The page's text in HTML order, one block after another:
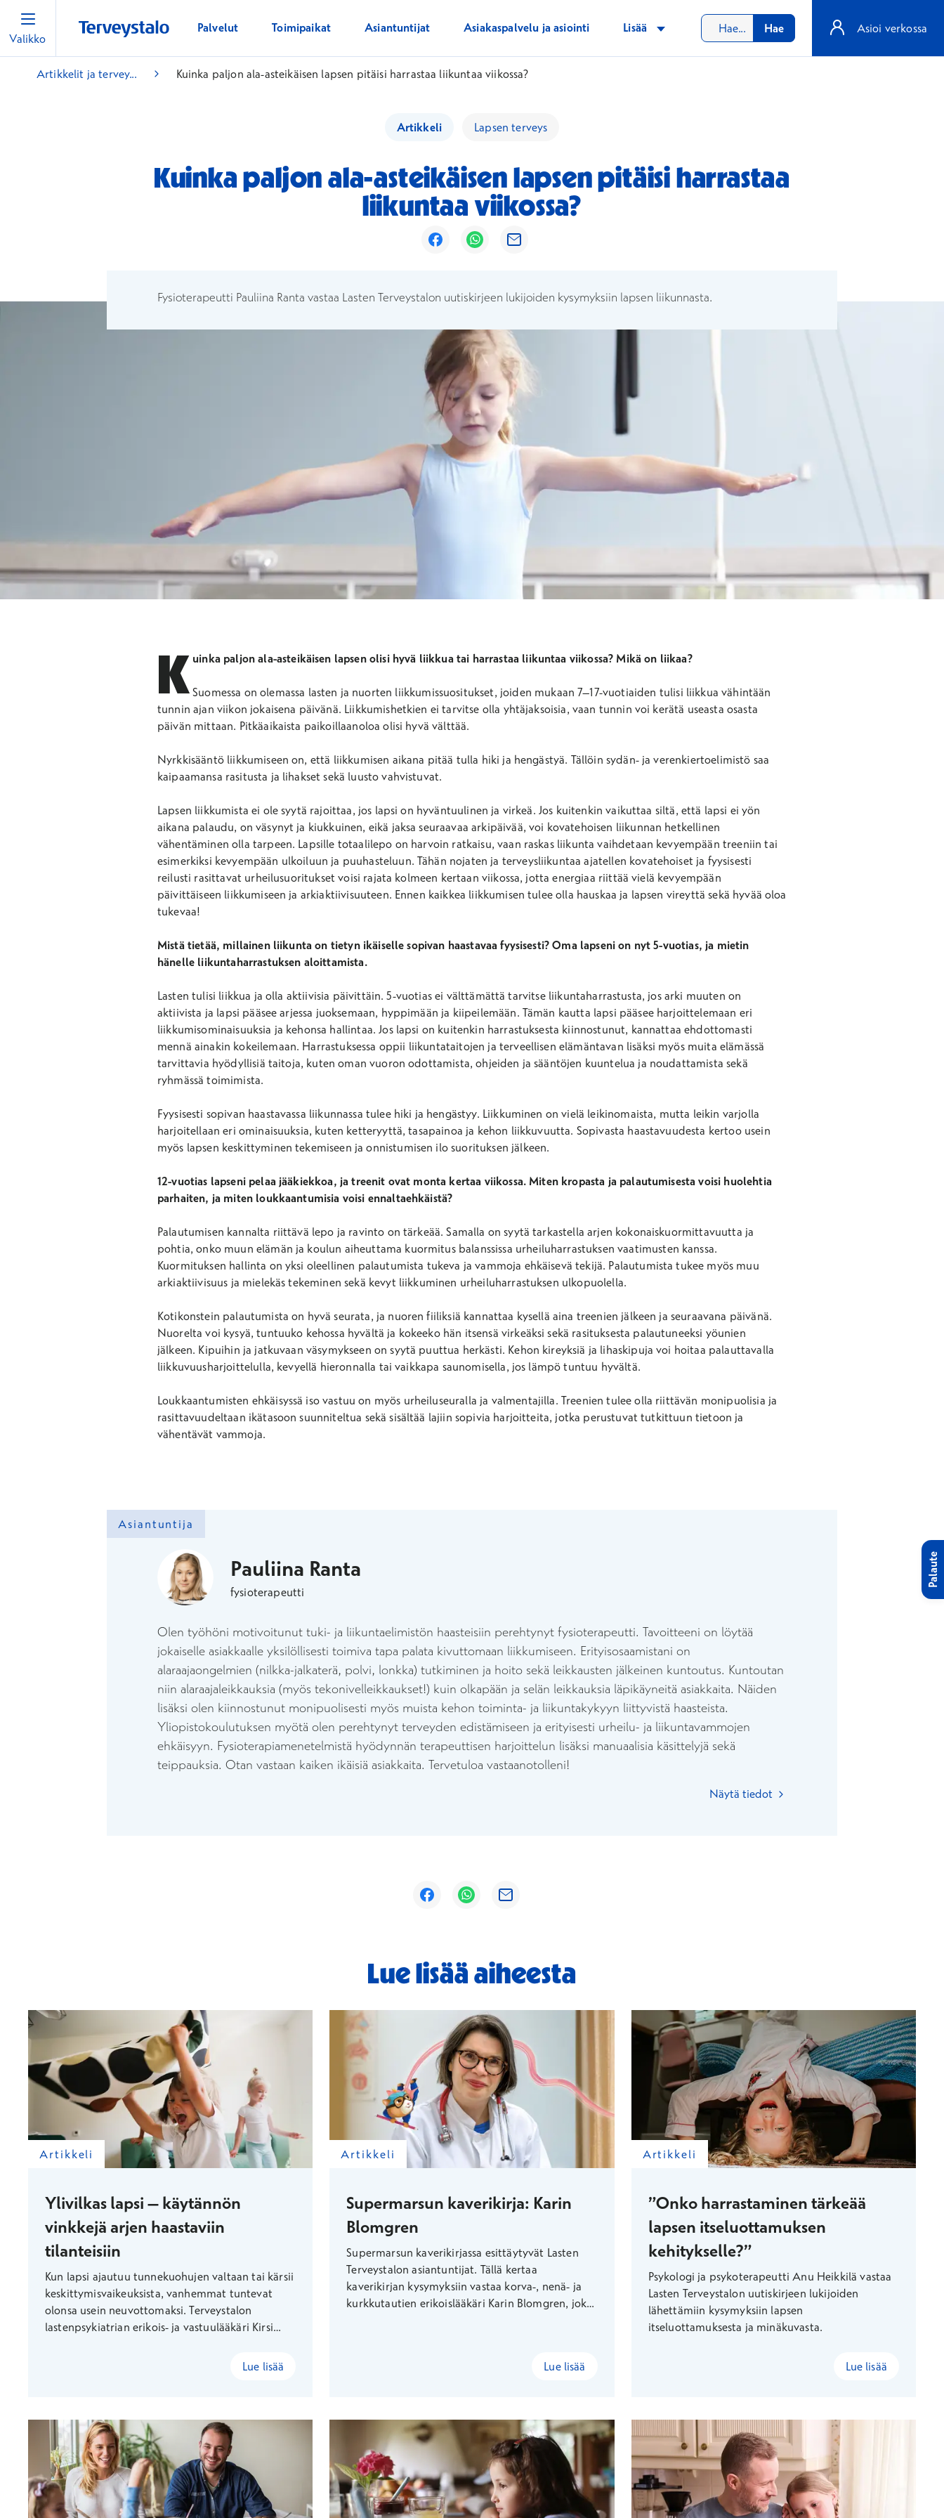
Valikko
Palvelut Toimipaikat Asiantuntijat Asiakaspalvelu ja asiointi Lisää Hae Asioi verkossa
Artikkelit ja tervey... Kuinka paljon ala-asteikäisen lapsen pitäisi harrastaa liikuntaa viikossa?
Artikkeli Lapsen terveys
Kuinka paljon ala-asteikäisen lapsen pitäisi harrastaa
liikuntaa viikossa?
Avautuu uuteen ikkunaan
Avautuu uuteen ikkunaan
Avautuu uuteen ikkunaan
Fysioterapeutti Pauliina Ranta vastaa Lasten Terveystalon uutiskirjeen lukijoiden kysymyksiin lapsen liikunnasta.
K uinka paljon ala-asteikäisen lapsen olisi hyvä liikkua tai harrastaa liikuntaa viikossa? Mikä on liikaa?
Suomessa on olemassa lasten ja nuorten liikkumissuositukset, joiden mukaan 7–17-vuotiaiden tulisi liikkua vähintään
tunnin ajan viikon jokaisena päivänä. Liikkumishetkien ei tarvitse olla yhtäjaksoisia, vaan tunnin voi kerätä useasta osasta
päivän mittaan. Pitkäaikaista paikoillaanoloa olisi hyvä välttää.
Nyrkkisääntö liikkumiseen on, että liikkumisen aikana pitää tulla hiki ja hengästyä. Tällöin sydän- ja verenkiertoelimistö saa
kaipaamansa rasitusta ja lihakset sekä luusto vahvistuvat.
Lapsen liikkumista ei ole syytä rajoittaa, jos lapsi on hyväntuulinen ja virkeä. Jos kuitenkin vaikuttaa siltä, että lapsi ei yön
aikana palaudu, on väsynyt ja kiukkuinen, eikä jaksa seuraavaa arkipäivää, voi kovatehoisen liikunnan hetkellinen
vähentäminen olla tarpeen. Lapsille totaalilepo on harvoin ratkaisu, vaan raskas liikunta vaihdetaan kevyempään treeniin tai
esimerkiksi kevyempään ulkoiluun ja puuhasteluun. Tähän nojaten ja terveysliikuntaa ajatellen kovatehoiset ja fyysisesti
reilusti rasittavat urheilusuoritukset voisi rajata kolmeen kertaan viikossa, jotta energiaa riittää vielä kevyempään
päivittäiseen liikkumiseen ja arkiaktiivisuuteen. Ennen kaikkea liikkumisen tulee olla hauskaa ja lapsen vireyttä sekä hyvää oloa
tukevaa!
Mistä tietää, millainen liikunta on tietyn ikäiselle sopivan haastavaa fyysisesti? Oma lapseni on nyt 5-vuotias, ja mietin
hänelle liikuntaharrastuksen aloittamista.
Lasten tulisi liikkua ja olla aktiivisia päivittäin. 5-vuotias ei välttämättä tarvitse liikuntaharrastusta, jos arki muuten on
aktiivista ja lapsi pääsee arjessa juoksemaan, hyppimään ja kiipeilemään. Tämän kautta lapsi pääsee harjoittelemaan eri
liikkumisominaisuuksia ja kehonsa hallintaa. Jos lapsi on kuitenkin harrastuksesta kiinnostunut, kannattaa ehdottomasti
mennä ainakin kokeilemaan. Harrastuksessa oppii liikuntataitojen ja terveellisen elämäntavan lisäksi myös muita elämässä
tarvittavia hyödyllisiä taitoja, kuten oman vuoron odottamista, ohjeiden ja sääntöjen kuuntelua ja noudattamista sekä
ryhmässä toimimista.
Fyysisesti sopivan haastavassa liikunnassa tulee hiki ja hengästyy. Liikkuminen on vielä leikinomaista, mutta leikin varjolla
harjoitellaan eri ominaisuuksia, kuten ketteryyttä, tasapainoa ja kehon liikkuvuutta. Sopivasta haastavuudesta kertoo usein
myös lapsen keskittyminen tekemiseen ja onnistumisen ilo suorituksen jälkeen.
12-vuotias lapseni pelaa jääkiekkoa, ja treenit ovat monta kertaa viikossa. Miten kropasta ja palautumisesta voisi huolehtia
parhaiten, ja miten loukkaantumisia voisi ennaltaehkäistä?
Palautumisen kannalta riittävä lepo ja ravinto on tärkeää. Samalla on syytä tarkastella arjen kokonaiskuormittavuutta ja
pohtia, onko muun elämän ja koulun aiheuttama kuormitus balanssissa urheiluharrastuksen vaatimusten kanssa.
Kuormituksen hallinta on yksi oleellinen palautumista tukeva ja vammoja ehkäisevä tekijä. Palautumista tukee myös muu
arkiaktiivisuus ja mielekäs tekeminen sekä kevyt liikkuminen urheiluharrastuksen ulkopuolella.
Kotikonstein palautumista on hyvä seurata, ja nuoren fiiliksiä kannattaa kysellä aina treenien jälkeen ja seuraavana päivänä.
Nuorelta voi kysyä, tuntuuko kehossa hyvältä ja kokeeko hän itsensä virkeäksi sekä rasituksesta palautuneeksi yöunien
jälkeen. Kipuihin ja jatkuvaan väsymykseen on syytä puuttua herkästi. Kehon kireyksiä ja lihaskipuja voi hoitaa palauttavalla
liikkuvuusharjoittelulla, kevyellä hieronnalla tai vaikkapa saunomisella, jos lämpö tuntuu hyvältä.
Loukkaantumisten ehkäisyssä iso vastuu on myös urheiluseuralla ja valmentajilla. Treenien tulee olla riittävän monipuolisia ja
rasittavuudeltaan ikätasoon suunniteltua sekä sisältää lajiin sopivia harjoitteita, jotka perustuvat tutkittuun tietoon ja
vähentävät vammoja.
Asiantuntija
Pauliina Ranta
fysioterapeutti
Olen työhöni motivoitunut tuki- ja liikuntaelimistön haasteisiin perehtynyt fysioterapeutti. Tavoitteeni on löytää
jokaiselle asiakkaalle yksilöllisesti toimiva tapa palata kivuttomaan liikkumiseen. Erityisosaamistani on
alaraajaongelmien (nilkka-jalkaterä, polvi, lonkka) tutkiminen ja hoito sekä leikkausten jälkeinen kuntoutus. Kuntoutan
niin alaraajaleikkauksia (myös tekonivelleikkaukset!) kuin olkapään ja selän leikkauksia läpikäyneitä asiakkaita. Näiden
lisäksi olen kiinnostunut monipuolisesti myös muista kehon toiminta- ja liikuntakykyyn liittyvistä haasteista.
Yliopistokoulutuksen myötä olen perehtynyt terveyden edistämiseen ja erityisesti urheilu- ja liikuntavammojen
ehkäisyyn. Fysioterapiamenetelmistä hyödynnän terapeuttisen harjoittelun lisäksi manuaalisia käsittelyjä sekä
teippauksia. Otan vastaan kaiken ikäisiä asiakkaita. Tervetuloa vastaanotolleni!
Näytä tiedot
Avautuu uuteen ikkunaan
Avautuu uuteen ikkunaan
Avautuu uuteen ikkunaan
Lue lisää aiheesta
Artikkeli
Ylivilkas lapsi – käytännön
vinkkejä arjen haastaviin
tilanteisiin
Kun lapsi ajautuu tunnekuohujen valtaan tai kärsii
keskittymisvaikeuksista, vanhemmat tuntevat
olonsa usein neuvottomaksi. Terveystalon
lastenpsykiatrian erikois- ja vastuulääkäri Kirsi
Lue lisää
Artikkeli
Supermarsun kaverikirja: Karin
Blomgren
Supermarsun kaverikirjassa esittäytyvät Lasten
Terveystalon asiantuntijat. Tällä kertaa
kaverikirjan kysymyksiin vastaa korva-, nenä- ja
kurkkutautien erikoislääkäri Karin Blomgren, joka
Lue lisää
Artikkeli
”Onko harrastaminen tärkeää
lapsen itseluottamuksen
kehitykselle?”
Psykologi ja psykoterapeutti Anu Heikkilä vastaa
Lasten Terveystalon uutiskirjeen lukijoiden
lähettämiin kysymyksiin lapsen
itseluottamuksesta ja minäkuvasta.
Lue lisää
Palaute